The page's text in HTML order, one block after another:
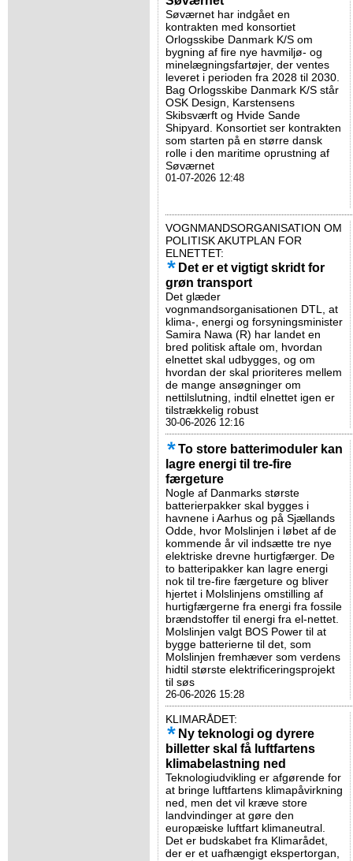
Søværnet har indgået en
kontrakten med konsortiet
Orlogsskibe Danmark K/S om
bygning af fire nye havmiljø- og
minelægningsfartøjer, der ventes
leveret i perioden fra 2028 til 2030.
Bag Orlogsskibe Danmark K/S står
OSK Design, Karstensens
Skibsværft og Hvide Sande
Shipyard. Konsortiet ser kontrakten
som starten på en større dansk
rolle i den maritime oprustning af
Søværnet
01-07-2026 12:48
VOGNMANDSORGANISATION OM
POLITISK AKUTPLAN FOR
ELNETTET:
Det er et vigtigt skridt for
grøn transport
Det glæder
vognmandsorganisationen DTL, at
klima-, energi og forsyningsminister
Samira Nawa (R) har landet en
bred politisk aftale om, hvordan
elnettet skal udbygges, og om
hvordan der skal prioriteres mellem
de mange ansøgninger om
nettilslutning, indtil elnettet igen er
tilstrækkelig robust
30-06-2026 12:16
To store batterimoduler kan
lagre energi til tre-fire
færgeture
Nogle af Danmarks største
batterierpakker skal bygges i
havnene i Aarhus og på Sjællands
Odde, hvor Molslinjen i løbet af de
kommende år vil indsætte tre nye
elektriske drevne hurtigfærger. De
to batteripakker kan lagre energi
nok til tre-fire færgeture og bliver
hjertet i Molslinjens omstilling af
hurtigfærgerne fra energi fra fossile
brændstoffer til energi fra el-nettet.
Molslinjen valgt BOS Power til at
bygge batterierne til det, som
Molslinjen fremhæver som verdens
hidtil største elektrificeringsprojekt
til søs
26-06-2026 15:28
KLIMARÅDET:
Ny teknologi og dyrere
billetter skal få luftfartens
klimabelastning ned
Teknologiudvikling er afgørende for
at bringe luftfartens klimapåvirkning
ned, men det vil kræve store
landvindinger at gøre den
europæiske luftfart klimaneutral.
Det er budskabet fra Klimarådet,
der er et uafhængigt ekspertorgan,